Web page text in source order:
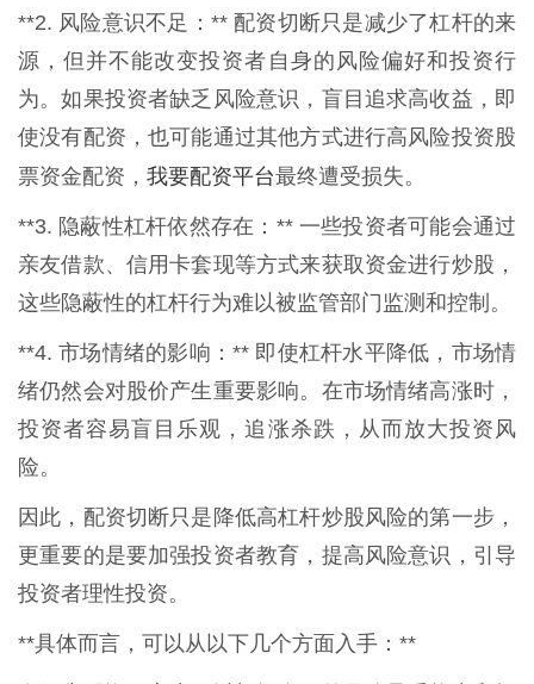
**2. 风险意识不足：** 配资切断只是减少了杠杆的来
源，但并不能改变投资者自身的风险偏好和投资行
为。如果投资者缺乏风险意识，盲目追求高收益，即
使没有配资，也可能通过其他方式进行高风险投资股
票资金配资， 我要配资平台最终遭受损失。
**3. 隐蔽性杠杆依然存在：** 一些投资者可能会通过
亲友借款、信用卡套现等方式来获取资金进行炒股，
这些隐蔽性的杠杆行为难以被监管部门监测和控制。
**4. 市场情绪的影响：** 即使杠杆水平降低，市场情
绪仍然会对股价产生重要影响。在市场情绪高涨时，
投资者容易盲目乐观，追涨杀跌，从而放大投资风
险。
因此，配资切断只是降低高杠杆炒股风险的第一步，
更重要的是要加强投资者教育，提高风险意识，引导
投资者理性投资。
**具体而言，可以从以下几个方面入手：**